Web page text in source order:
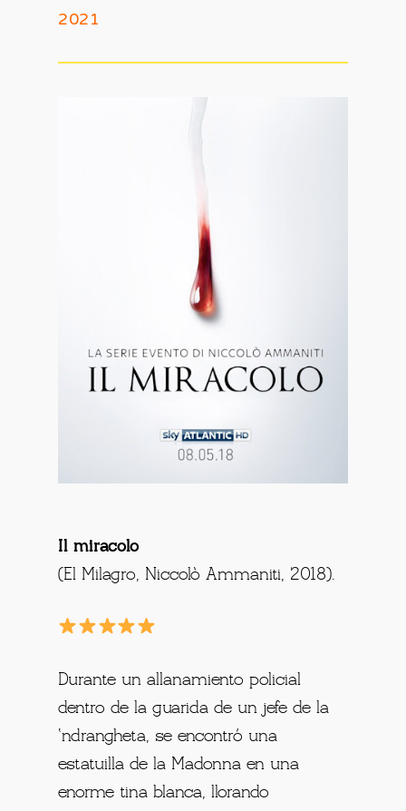
2021
Il miracolo
(El Milagro, Niccolò Ammaniti, 2018).
Durante un allanamiento policial
dentro de la guarida de un jefe de la
‘ndrangheta, se encontró una
estatuilla de la Madonna en una
enorme tina blanca, llorando